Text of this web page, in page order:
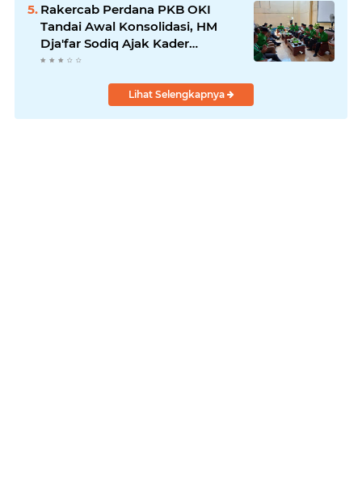
Rakercab Perdana PKB OKI
Tandai Awal Konsolidasi, HM
Dja'far Sodiq Ajak Kader
Tinggalkan Dinamika Internal
Lihat Selengkapnya